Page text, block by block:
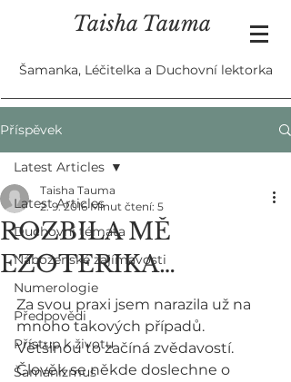
Taisha Tauma
Šamanka, Léčitelka a Duchovní lektorka
Příspěvek
Latest Articles
Duchovní témata
Náboženské zajímavosti
Numerologie
Předpovědi
Přístup k životu
Šamanizmus
Latest Articles
ROZBILA MĚ
EZOTERIKA…
Taisha Tauma
2. 9. 2016 Minut čtení: 5
Za svou praxi jsem narazila už na
mnoho takových případů.
Většinou to začíná zvědavostí.
Člověk se někde doslechne o